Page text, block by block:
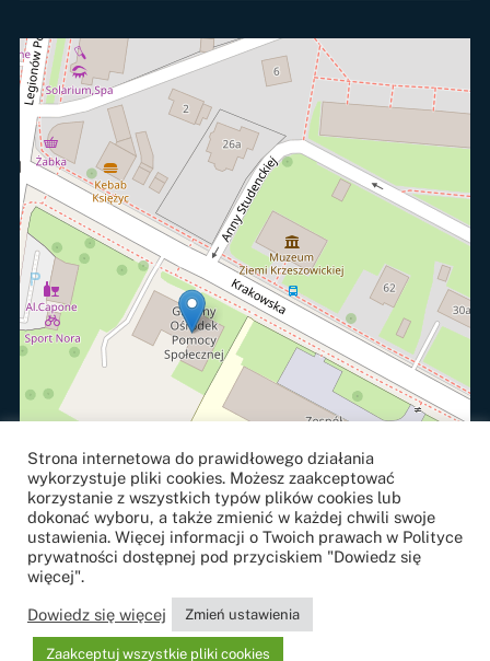
Projekt i realizacjastrony internetowe
Strona internetowa do prawidłowego działania
wykorzystuje pliki cookies. Możesz zaakceptować
korzystanie z wszystkich typów plików cookies lub
dokonać wyboru, a także zmienić w każdej chwili swoje
ustawienia. Więcej informacji o Twoich prawach w Polityce
prywatności dostępnej pod przyciskiem "Dowiedz się
więcej".
Dowiedz się więcej Zmień ustawienia
Zaakceptuj wszystkie pliki cookies